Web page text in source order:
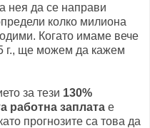
нея да се направи
колко милиона
Когато имаме вече
г., ще можем да кажем
за тези 130%
работна заплата е
прогнозите са това да